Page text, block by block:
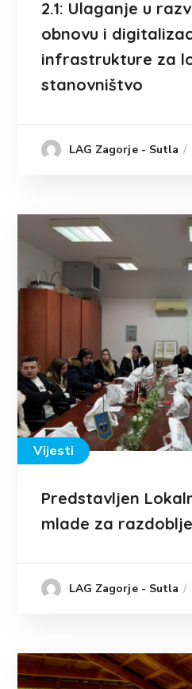
2.1: Ulaganje u
obnovu i
infrastrukture za
stanovništvo
LAG Zagorje - Sutla
Vijesti
Predstavljen
mlade za razdoblje
LAG Zagorje - Sutla